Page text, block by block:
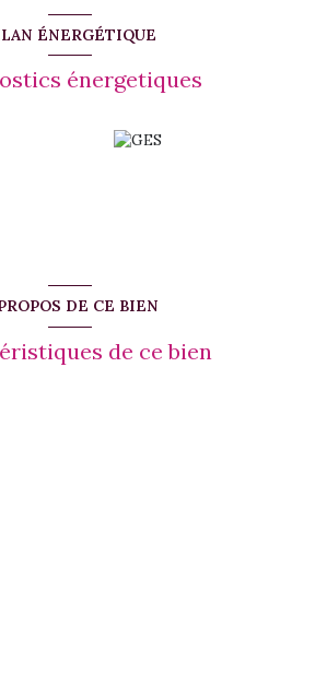
€ HT
2 880 € HT
600 €
ÉNERGÉTIQUE
énergetiques
DE CE BIEN
de ce bien